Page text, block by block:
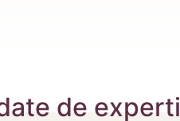
de experti